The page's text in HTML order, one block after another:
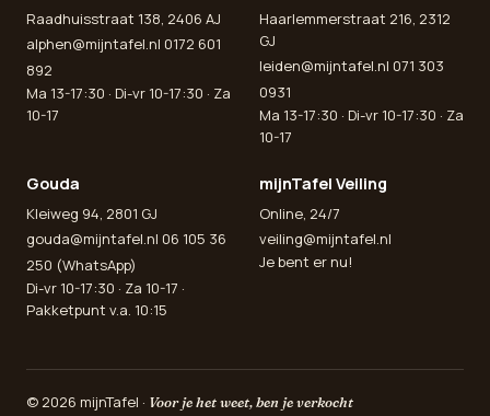
Raadhuisstraat 138, 2406 AJ
alphen@mijntafel.nl 0172 601
892
Ma 13-17:30 · Di-vr 10-17:30 · Za
10-17
Haarlemmerstraat 216, 2312
GJ
leiden@mijntafel.nl 071 303
0931
Ma 13-17:30 · Di-vr 10-17:30 · Za
10-17
Gouda
Kleiweg 94, 2801 GJ
gouda@mijntafel.nl 06 105 36
250 (WhatsApp)
Di-vr 10-17:30 · Za 10-17 ·
Pakketpunt v.a. 10:15
mijnTafel Veiling
Online, 24/7
veiling@mijntafel.nl
Je bent er nu!
© 2026 mijnTafel · Voor je het weet, ben je verkocht